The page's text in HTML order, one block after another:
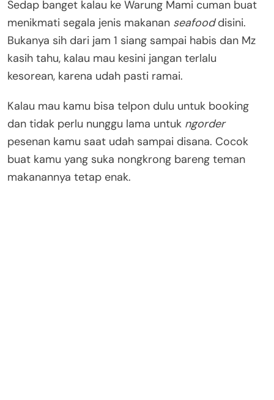
Sedap banget kalau ke Warung Mami cuman buat
menikmati segala jenis makanan seafooddisini.
Bukanya sih dari jam 1 siang sampai habis dan Mz
kasih tahu, kalau mau kesini jangan terlalu
kesorean, karena udah pasti ramai.
Kalau mau kamu bisa telpon dulu untuk booking
dan tidak perlu nunggu lama untuk ngorder
pesenan kamu saat udah sampai disana. Cocok
buat kamu yang suka nongkrong bareng teman
makanannya tetap enak.